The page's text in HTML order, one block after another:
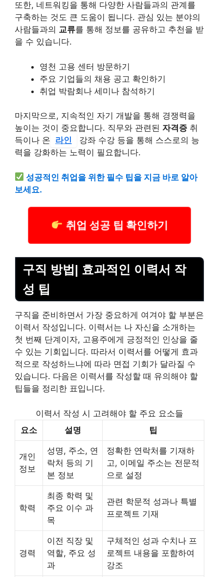
또한, 네트워킹을 통해 다양한 사람들과의 관계를
구축하는 것도 큰 도움이 됩니다. 관심 있는 분야의
사람들과의 교류를 통해 정보를 공유하고 추천을 받
을 수 있습니다.
영천 고용 센터 방문하기
주요 기업들의 채용 공고 확인하기
취업 박람회나 세미나 참석하기
마지막으로, 지속적인 자기 개발을 통해 경쟁력을
높이는 것이 중요합니다. 직무와 관련된 자격증 취
득이나 온 라인
강좌 수강 등을 통해 스스로의 능
력을 강화하는 노력이 필요합니다.
성공적인 취업을 위한 필수 팁을 지금 바로 알아
보세요.
취업 성공 팁 확인하기
구직 방법| 효과적인 이력서 작
성 팁
구직을 준비하면서 가장 중요하게 여겨야 할 부분은
이력서 작성입니다. 이력서는 나 자신을 소개하는
첫 번째 단계이자, 고용주에게 긍정적인 인상을 줄
수 있는 기회입니다. 따라서 이력서를 어떻게 효과
적으로 작성하느냐에 따라 면접 기회가 달라질 수
있습니다. 다음은 이력서를 작성할 때 유의해야 할
팁들을 정리한 표입니다.
이력서 작성 시 고려해야 할 주요 요소들
요소
설명 팁
개인
정보
성명, 주소, 연
락처 등의 기
본 정보
정확한 연락처를 기재하
고, 이메일 주소는 전문적
으로 설정
학력
최종 학력 및
주요 이수 과
목
관련 학문적 성과나 특별
프로젝트 기재
경력
이전 직장 및
역할, 주요 성
과
구체적인 성과 수치나 프
로젝트 내용을 포함하여
강조